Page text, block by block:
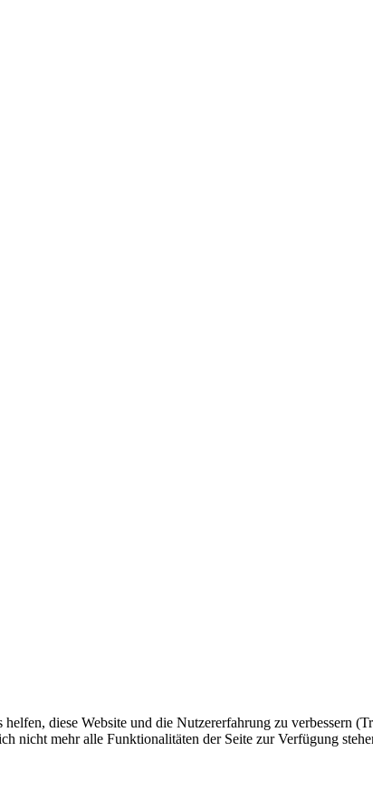
diese Website und die Nutzererfahrung zu verbessern
nicht mehr alle Funktionalitäten der Seite zur Verfügung